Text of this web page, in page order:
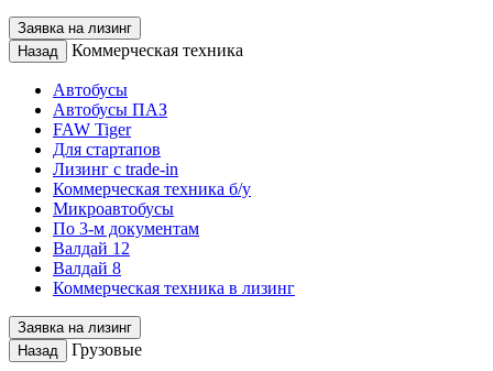
Заявка на лизинг
Назад
Коммерческая техника
Автобусы
Автобусы ПАЗ
FAW Tiger
Для стартапов
Лизинг с trade-in
Коммерческая техника б/у
Микроавтобусы
По 3-м документам
Валдай 12
Валдай 8
Коммерческая техника в лизинг
Заявка на лизинг
Назад
Грузовые